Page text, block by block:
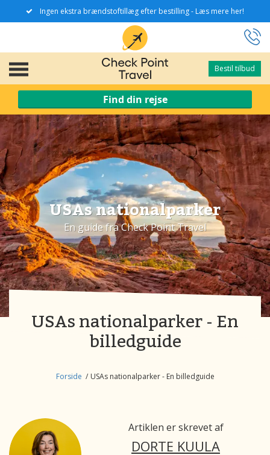
Ingen ekstra brændstoftillæg efter bestilling - Læs mere her!
Bestil tilbud
Bestil tilbud
Find din rejse
USAs nationalparker
En guide fra Check Point Travel
USAs nationalparker - En
billedguide
Forside USAs nationalparker - En billedguide
Artiklen er skrevet af
DORTE KUULA